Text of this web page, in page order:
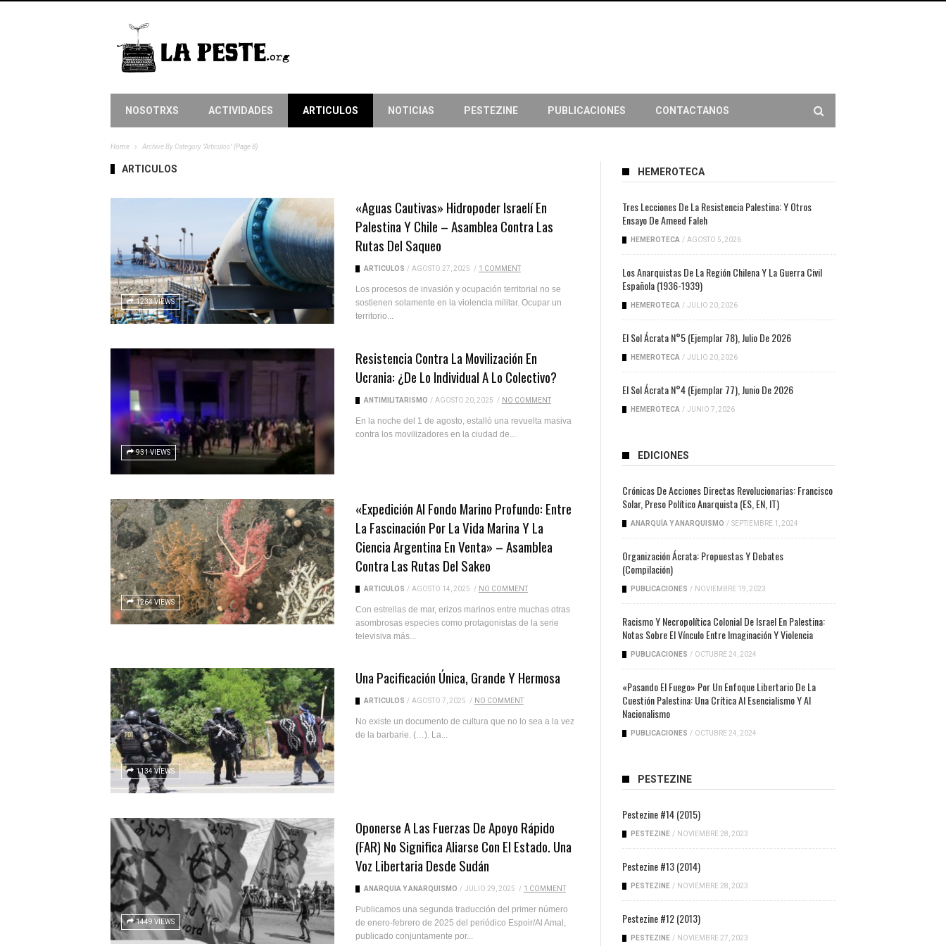
NOSOTRXS ACTIVIDADES ARTICULOS NOTICIAS PESTEZINE PUBLICACIONES CONTACTANOS
Home Archive By Category "Articulos"(Page 8)
ARTICULOS
1233 VIEWS
«Aguas Cautivas» Hidropoder Israelí En
Palestina Y Chile – Asamblea Contra Las
Rutas Del Saqueo
ARTICULOS / AGOSTO 27, 2025 / 1 COMMENT
Los procesos de invasión y ocupación territorial no se
sostienen solamente en la violencia militar. Ocupar un
territorio...
931 VIEWS
Resistencia Contra La Movilización En
Ucrania: ¿de Lo Individual A Lo Colectivo?
ANTIMILITARISMO / AGOSTO 20, 2025 / NO COMMENT
En la noche del 1 de agosto, estalló una revuelta masiva
contra los movilizadores en la ciudad de...
1264 VIEWS
«Expedición Al Fondo Marino Profundo: Entre
La Fascinación Por La Vida Marina Y La
Ciencia Argentina En Venta» – Asamblea
Contra Las Rutas Del Sakeo
ARTICULOS / AGOSTO 14, 2025 / NO COMMENT
Con estrellas de mar, erizos marinos entre muchas otras
asombrosas especies como protagonistas de la serie
televisiva más...
1134 VIEWS
Una Pacificación Única, Grande Y Hermosa
ARTICULOS / AGOSTO 7, 2025 / NO COMMENT
No existe un documento de cultura que no lo sea a la vez
de la barbarie. (…). La...
1449 VIEWS
Oponerse A Las Fuerzas De Apoyo Rápido
(FAR) No Significa Aliarse Con El Estado. Una
Voz Libertaria Desde Sudán
ANARQUÍA Y ANARQUISMO / JULIO 29, 2025 / 1 COMMENT
Publicamos una segunda traducción del primer número
de enero-febrero de 2025 del periódico Espoir/Al Amal,
publicado conjuntamente por...
HEMEROTECA
Tres Lecciones De La Resistencia Palestina: Y Otros
Ensayo De Ameed Faleh
HEMEROTECA / AGOSTO 5, 2026
Los Anarquistas De La Región Chilena Y La Guerra Civil
Española (1936-1939)
HEMEROTECA / JULIO 20, 2026
El Sol Ácrata N°5 (ejemplar 78), Julio De 2026
HEMEROTECA / JULIO 20, 2026
El Sol Ácrata N°4 (ejemplar 77), Junio De 2026
HEMEROTECA / JUNIO 7, 2026
EDICIONES
Crónicas De Acciones Directas Revolucionarias: Francisco
Solar, Preso Político Anarquista (ES, EN, IT)
ANARQUÍA Y ANARQUISMO / SEPTIEMBRE 1, 2024
Organización Ácrata: Propuestas Y Debates
(compilación)
PUBLICACIONES / NOVIEMBRE 19, 2023
Racismo Y Necropolítica Colonial De Israel En Palestina:
Notas Sobre El Vínculo Entre Imaginación Y Violencia
PUBLICACIONES / OCTUBRE 24, 2024
«Pasando El Fuego» Por Un Enfoque Libertario De La
Cuestión Palestina: Una Crítica Al Esencialismo Y Al
Nacionalismo
PUBLICACIONES / OCTUBRE 24, 2024
PESTEZINE
Pestezine #14 (2015)
PESTEZINE / NOVIEMBRE 28, 2023
Pestezine #13 (2014)
PESTEZINE / NOVIEMBRE 28, 2023
Pestezine #12 (2013)
PESTEZINE / NOVIEMBRE 27, 2023